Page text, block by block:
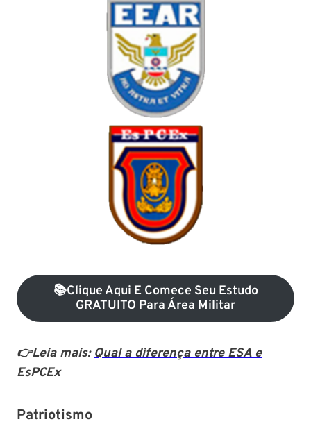
📚Clique Aqui E Comece Seu Estudo
GRATUITO Para Área Militar
👉Leia mais:Qual a diferença entre ESA e
EsPCEx
Patriotismo